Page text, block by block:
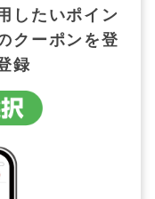
したいポイン
クーポンを登
録